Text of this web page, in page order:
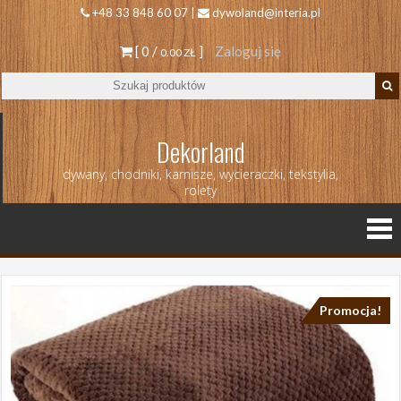
+48 33 848 60 07 | dywoland@interia.pl
[ 0 /0.00 ZŁ ] Zaloguj się
Dekorland
dywany, chodniki, karnisze, wycieraczki, tekstylia,
rolety
Promocja!